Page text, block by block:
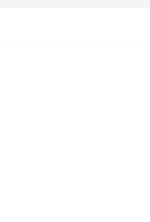
trh sólo spracované vína z tokajských odrôd
technológiami, vrátane riadenej